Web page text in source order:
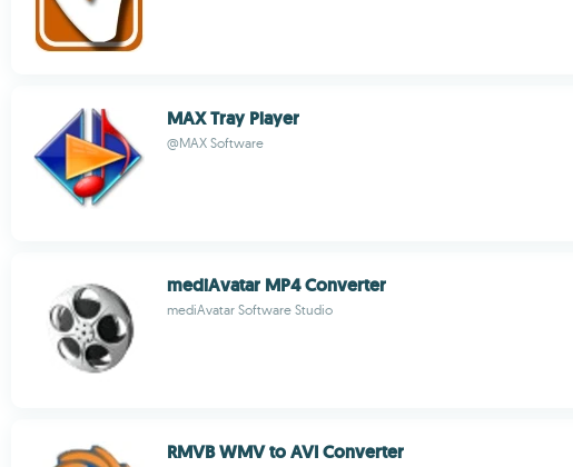
MAX Tray Player
@MAX Software
mediAvatar MP4 Converter
mediAvatar Software Studio
RMVB WMV to AVI Converter